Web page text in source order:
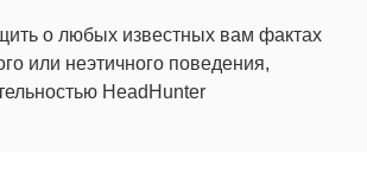
о любых известных вам фактах
или неэтичного поведения,
HeadHunter